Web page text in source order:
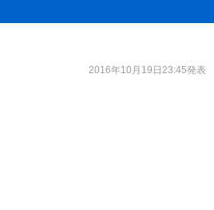
2016年10月19日23:45発表